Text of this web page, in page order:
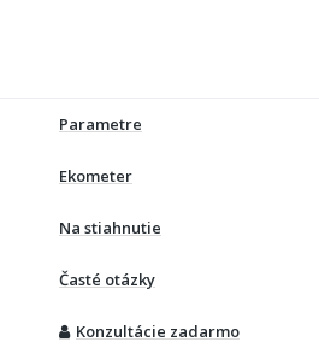
Parametre
Ekometer
Na stiahnutie
Časté otázky
Konzultácie zadarmo